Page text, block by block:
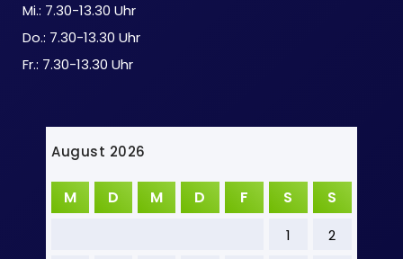
Mi.: 7.30-13.30 Uhr
Do.: 7.30-13.30 Uhr
Fr.: 7.30-13.30 Uhr
August 2026
M D M D F S S
1
2